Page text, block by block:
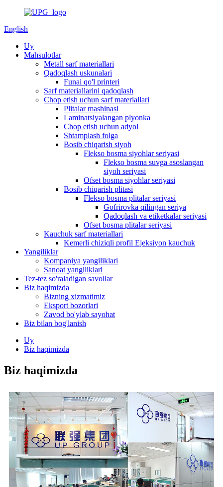
English
Uy
Mahsulotlar
Metall sarf materiallari
Qadoqlash uskunalari
Funai qo'l printeri
Sarf materiallarini qadoqlash
Chop etish uchun sarf materiallari
Plitalar mashinasi
Laminatsiyalangan plyonka
Chop etish uchun adyol
Shtamplash folga
Bosib chiqarish siyoh
Flekso bosma siyohlar seriyasi
Flekso bosma suvga asoslangan
siyoh seriyasi
Ofset bosma siyohlar seriyasi
Bosib chiqarish plitasi
Flekso bosma plitalar seriyasi
Gofrirovka qilingan seriya
Qadoqlash va etiketkalar seriyasi
Ofset bosma plitalar seriyasi
Kauchuk sarf materiallari
Kemerli chiziqli profil Ejeksiyon kauchuk
Yangiliklar
Kompaniya yangiliklari
Sanoat yangiliklari
Tez-tez so'raladigan savollar
Biz haqimizda
Bizning xizmatimiz
Eksport bozorlari
Zavod bo'ylab sayohat
Biz bilan bog'lanish
Uy
Biz haqimizda
Biz haqimizda